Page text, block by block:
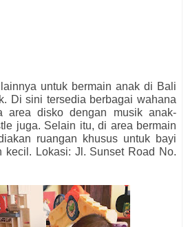
untuk bermain anak di Bali
Di sini tersedia berbagai wahana
area disko dengan musik anak-
juga. Selain itu, di area bermain
ruangan khusus untuk bayi
kecil. Lokasi: Jl. Sunset Road No.